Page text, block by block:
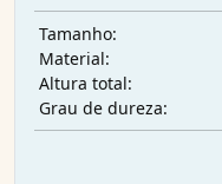
Tamanho:
Material:
Altura total:
Grau de dureza: